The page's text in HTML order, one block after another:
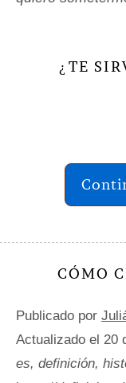
¿ TE
CÓMO
Publicado por
Actualizado el 20
es, definición,